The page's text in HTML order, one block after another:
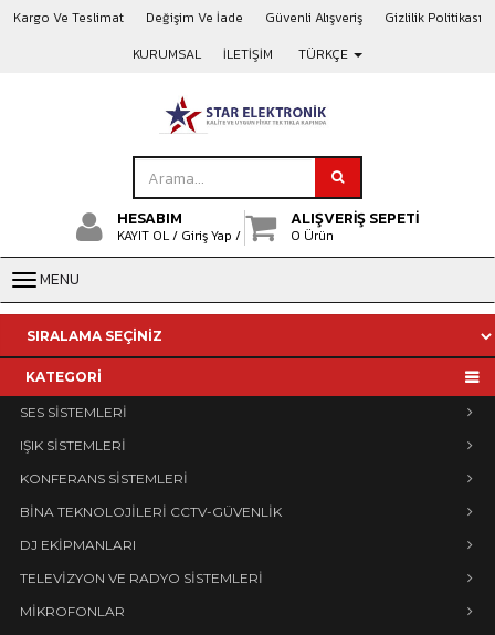
Kargo Ve Teslimat Değişim Ve İade Güvenli Alışveriş
Gizlilik Politikası
KURUMSAL
İLETİŞİM TÜRKÇE
HESABIM
KAYIT OL / Giriş Yap /
ALIŞVERİŞ SEPETİ
0 Ürün
MENU
KATEGORİ
SES SİSTEMLERİ
IŞIK SİSTEMLERİ
KONFERANS SİSTEMLERİ
BİNA TEKNOLOJİLERİ CCTV-GÜVENLİK
DJ EKİPMANLARI
TELEVİZYON VE RADYO SİSTEMLERİ
MİKROFONLAR